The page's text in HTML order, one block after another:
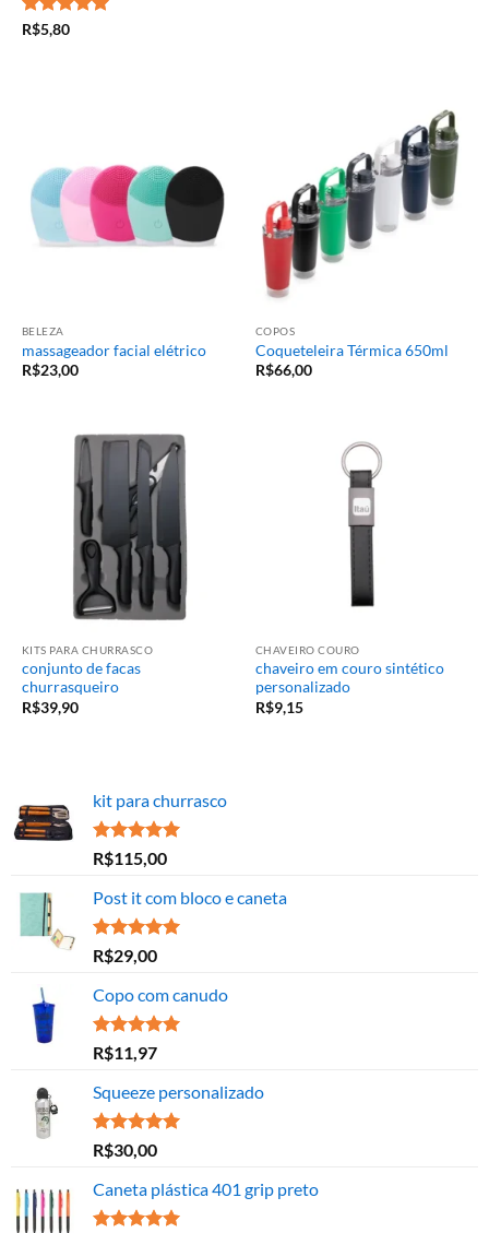
Avaliação
R$5,80
BELEZA
massageador facial elétrico
R$23,00
COPOS
Coqueteleira Térmica 650ml
R$66,00
KITS PARA CHURRASCO
conjunto de facas
churrasqueiro
R$39,90
CHAVEIRO COURO
chaveiro em couro sintético
personalizado
R$9,15
kit para churrasco
Avaliação
5.00
de 5
R$115,00
Post it com bloco e caneta
Avaliação
5.00
de 5
R$29,00
Copo com canudo
Avaliação
5.00
de 5
R$11,97
Squeeze personalizado
Avaliação
5.00
de 5
R$30,00
Caneta plástica 401 grip preto